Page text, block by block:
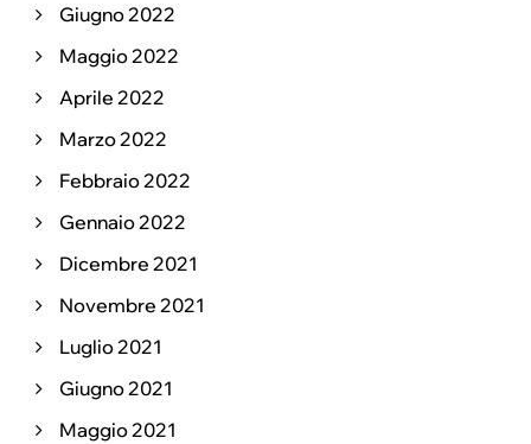
Giugno 2022
Maggio 2022
Aprile 2022
Marzo 2022
Febbraio 2022
Gennaio 2022
Dicembre 2021
Novembre 2021
Luglio 2021
Giugno 2021
Maggio 2021